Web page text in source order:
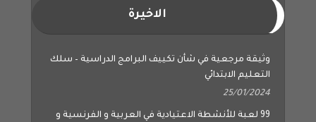
الاخيرة
وثيقة مرجعية في شأن تكييف البرامج الدراسية – سلك
التعليم الابتدائي
25/01/2024
99 لعبة للأنشطة الاعتيادية في العربية و الفرنسية و